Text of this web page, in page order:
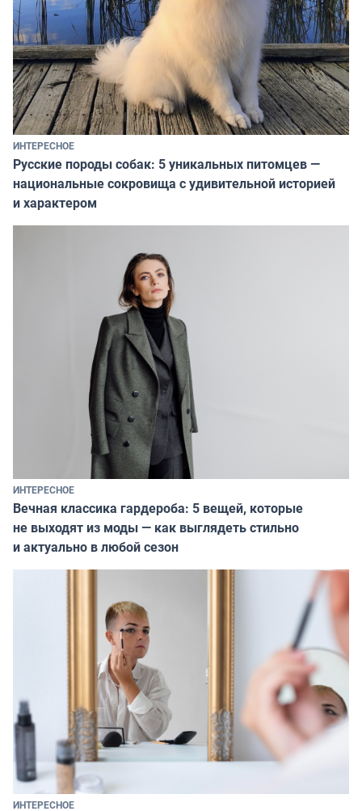
ИНТЕРЕСНОЕ
Русские породы собак: 5 уникальных питомцев —
национальные сокровища с удивительной историей
и характером
ИНТЕРЕСНОЕ
Вечная классика гардероба: 5 вещей, которые
не выходят из моды — как выглядеть стильно
и актуально в любой сезон
ИНТЕРЕСНОЕ